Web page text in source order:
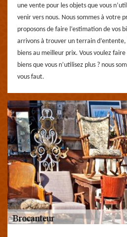
une vente pour les objets que vous
venir vers nous. Nous sommes à votre
proposons de faire l’estimation de vos
arrivons à trouver un terrain d’entente,
biens au meilleur prix. Vous voulez
biens que vous n’utilisez plus ? nous
vous faut.